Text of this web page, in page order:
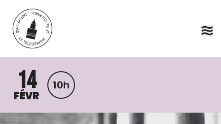
Aller au contenu principal
14
FÉVR
10h